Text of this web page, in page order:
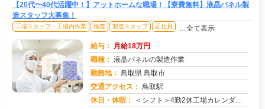
【20代〜40代活躍中！】アットホームな職場！【寮費無料】液晶パネル製
造スタッフ大募集！
工場スタッフ・工場内作業 検査 製造スタッフ 正社員 …全て表示
給与： 月給18万円
職種： 液晶パネルの製造作業
勤務地： 鳥取県 鳥取市
交通アクセス： 鳥取駅
休日・休暇：
＜シフト＞4勤2休工場カレンダーによるGW年末年始有給取得奨励日